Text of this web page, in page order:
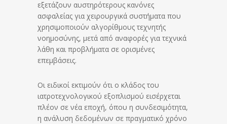
εξετάζουν αυστηρότερους κανόνες
ασφαλείας για χειρουργικά συστήματα που
χρησιμοποιούν αλγορίθμους τεχνητής
νοημοσύνης, μετά από αναφορές για τεχνικά
λάθη και προβλήματα σε ορισμένες
επεμβάσεις.
Οι ειδικοί εκτιμούν ότι ο κλάδος του
ιατροτεχνολογικού εξοπλισμού εισέρχεται
πλέον σε νέα εποχή, όπου η συνδεσιμότητα,
η ανάλυση δεδομένων σε πραγματικό χρόνο